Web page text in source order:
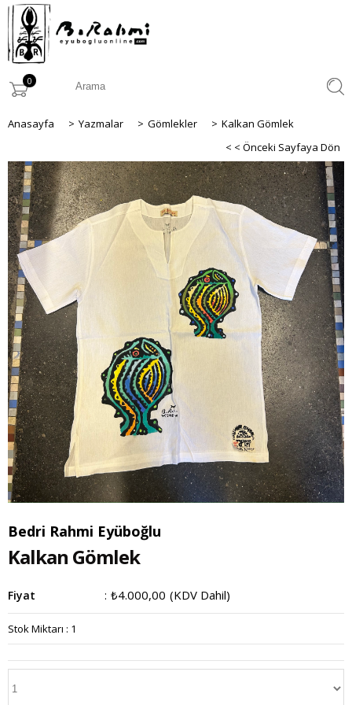
0
Anasayfa > Yazmalar > Gömlekler > Kalkan Gömlek
< < Önceki Sayfaya Dön
Bedri Rahmi Eyüboğlu
Kalkan Gömlek
Fiyat : ₺4.000,00 (KDV Dahil)
Stok Miktarı : 1